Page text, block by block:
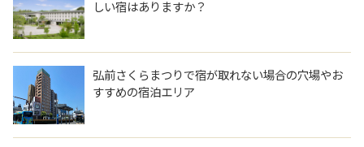
しい宿はありますか？
弘前さくらまつりで宿が取れない場合の穴場やお
すすめの宿泊エリア